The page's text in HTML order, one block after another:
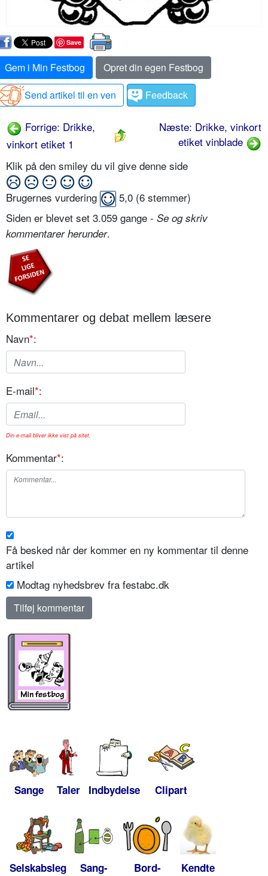
Save
Gem i Min Festbog
Opret din egen Festbog
Send artikel til en ven
Feedback
Forrige: Drikke,
vinkort etiket 1
Næste: Drikke, vinkort
etiket vinblade
Klik på den smiley du vil give denne side
Brugernes vurdering 5,0 (6 stemmer)
Siden er blevet set 3.059 gange - Se og skriv
kommentarer herunder.
Kommentarer og debat mellem læsere
Navn*:
E-mail*:
Din e-mail bliver ikke vist på sitet.
Kommentar*:
Få besked når der kommer en ny kommentar til denne
artikel
Modtag nyhedsbrev fra festabc.dk
Sange Taler Indbydelse Clipart
Selskabsleg
Sang-
Bord-
Kendte